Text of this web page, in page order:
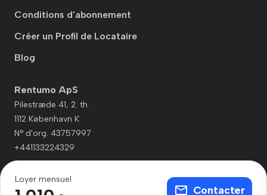
Loyer mensuel
Contacter
Conditions d'abonnement
Créer un Profil de Locataire
Blog
Rentumo ApS
Pilestræde 41, 2. th.
1112 København K
N° d'org. 43757997
+441133224329